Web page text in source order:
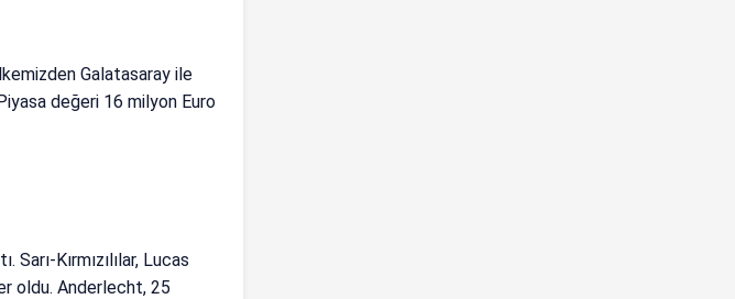
Galatasaray ile
değeri 16 milyon Euro
Kırmızılılar, Lucas
oldu. Anderlecht, 25